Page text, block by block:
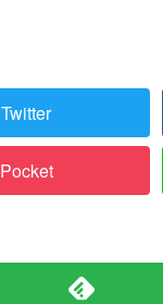
Twitter
Pocket